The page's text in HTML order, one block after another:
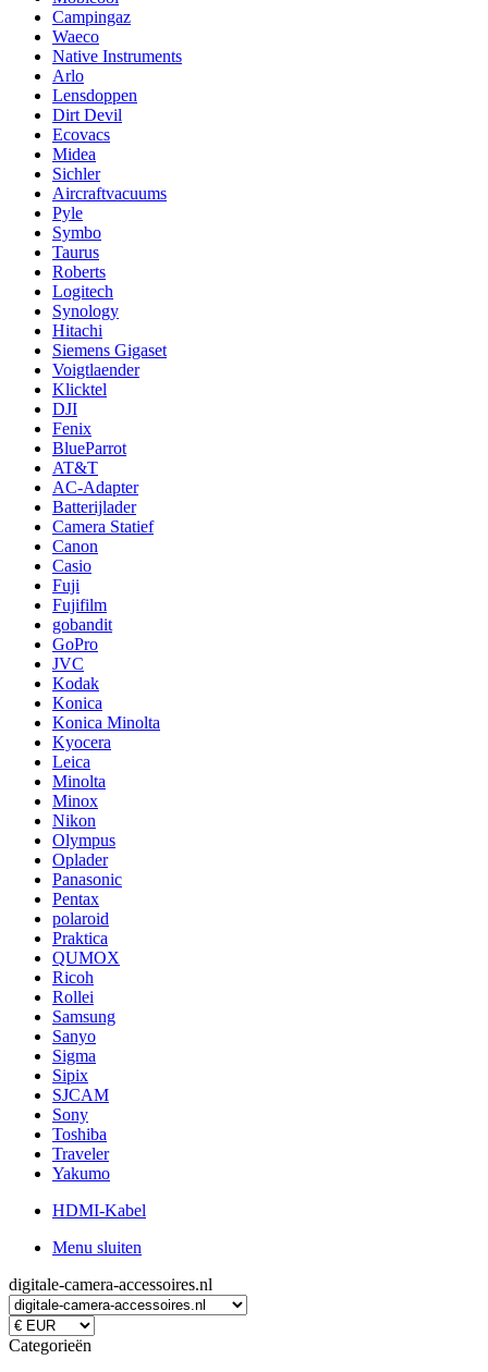
Campingaz
Waeco
Native Instruments
Arlo
Lensdoppen
Dirt Devil
Ecovacs
Midea
Sichler
Aircraftvacuums
Pyle
Symbo
Taurus
Roberts
Logitech
Synology
Hitachi
Siemens Gigaset
Voigtlaender
Klicktel
DJI
Fenix
BlueParrot
AT&T
AC-Adapter
Batterijlader
Camera Statief
Canon
Casio
Fuji
Fujifilm
gobandit
GoPro
JVC
Kodak
Konica
Konica Minolta
Kyocera
Leica
Minolta
Minox
Nikon
Olympus
Oplader
Panasonic
Pentax
polaroid
Praktica
QUMOX
Ricoh
Rollei
Samsung
Sanyo
Sigma
Sipix
SJCAM
Sony
Toshiba
Traveler
Yakumo
HDMI-Kabel
Menu sluiten
digitale-camera-accessoires.nl
Categorieën